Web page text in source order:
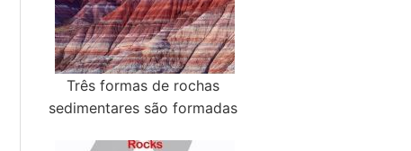
Três formas de rochas
sedimentares são formadas